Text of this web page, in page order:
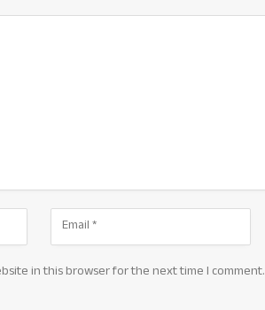
in this browser for the next time I comment.